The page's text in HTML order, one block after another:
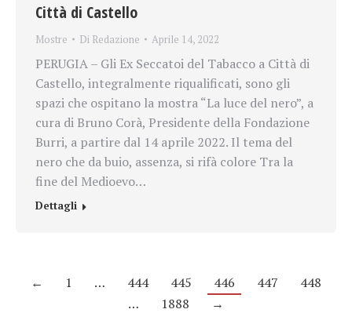
Città di Castello
Mostre Di Redazione Aprile 14, 2022
PERUGIA – Gli Ex Seccatoi del Tabacco a Città di
Castello, integralmente riqualificati, sono gli
spazi che ospitano la mostra “La luce del nero”, a
cura di Bruno Corà, Presidente della Fondazione
Burri, a partire dal 14 aprile 2022. Il tema del
nero che da buio, assenza, si rifà colore Tra la
fine del Medioevo…
Dettagli
← 1 … 444 445 446 447
448
…
1888 →